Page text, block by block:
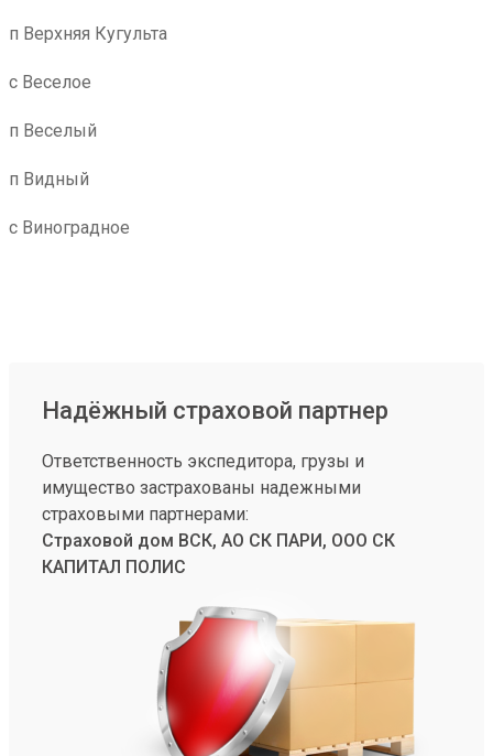
п Верхняя Кугульта
с Веселое
п Веселый
п Видный
с Виноградное
Надёжный страховой партнер
Ответственность экспедитора, грузы и
имущество застрахованы надежными
страховыми партнерами:
Страховой дом ВСК, АО СК ПАРИ, ООО СК
КАПИТАЛ ПОЛИС